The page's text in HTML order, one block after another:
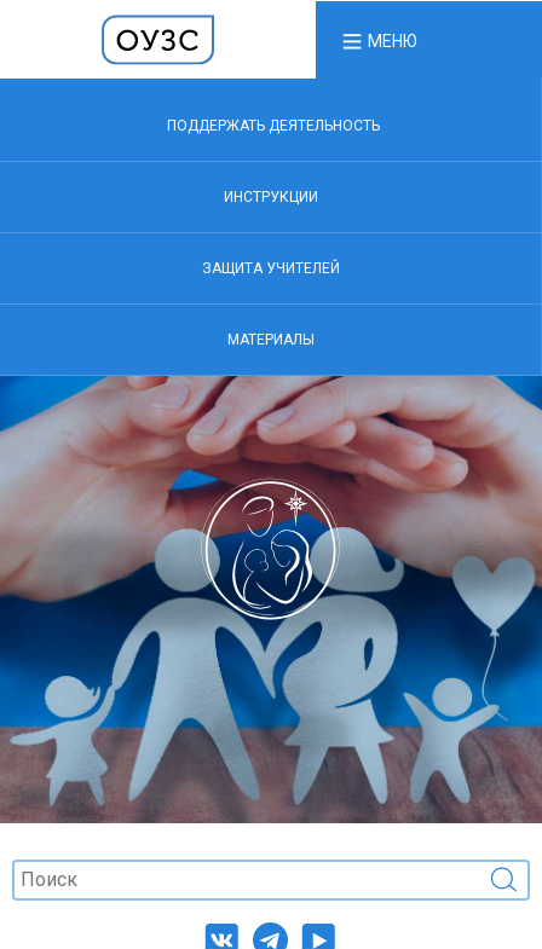
МЕНЮ
ПОДДЕРЖАТЬ ДЕЯТЕЛЬНОСТЬ
ИНСТРУКЦИИ
ЗАЩИТА УЧИТЕЛЕЙ
МАТЕРИАЛЫ